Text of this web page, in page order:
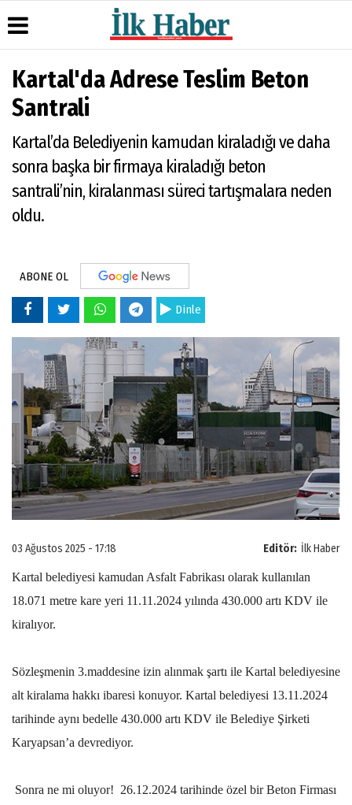
Üye Paneli
Haber
Arşivi
Arşivi
Günün
Haberleri
Gazete
Manşetleri
Anketler
Biyografiler
Video
Galeri
Foto
Galeri
Çerez
İlkeleri
Kartal'da Adrese Teslim Beton
Santrali
Kartal’da Belediyenin kamudan kiraladığı ve daha
sonra başka bir firmaya kiraladığı beton
santrali’nin, kiralanması süreci tartışmalara neden
oldu.
ABONE OL
Dinle
Editör: İlk Haber
03 Ağustos 2025 - 17:18
Kartal belediyesi kamudan Asfalt Fabrikası olarak kullanılan
18.071 metre kare yeri 11.11.2024 yılında 430.000 artı KDV ile
kiralıyor.
Sözleşmenin 3.maddesine izin alınmak şartı ile Kartal belediyesine
alt kiralama hakkı ibaresi konuyor. Kartal belediyesi 13.11.2024
tarihinde aynı bedelle 430.000 artı KDV ile Belediye Şirketi
Karyapsan’a devrediyor.
Sonra ne mi oluyor! 26.12.2024 tarihinde özel bir Beton Firması